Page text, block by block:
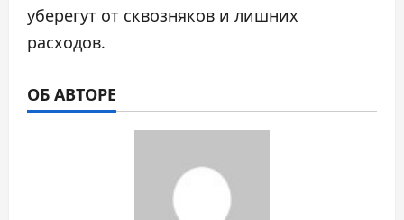
уберегут от сквозняков и лишних
расходов.
ОБ АВТОРЕ